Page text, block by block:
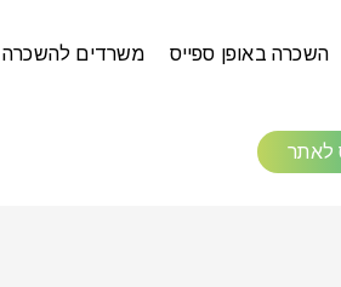
השכרה באופן ספייס משרדים להשכרה
לאתר